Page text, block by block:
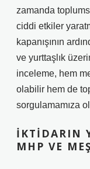
zamanda
ciddi etkiler
kapanışının
ve yurttaşlık
inceleme, hem
olabilir hem de
sorgulamamıza
İKTIDARIN
MHP VE